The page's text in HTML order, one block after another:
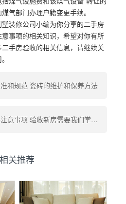
气部门办理户籍变更手续。
装修公司小编为你分享的二手房
事项的相关知识，希望对你有所
手房验收的相关信息，请继续关
和规范 瓷砖的维护和保养方法
下一篇：新房验收需要注意事项 验收新房需要我们掌握哪些验房技巧
相关推荐